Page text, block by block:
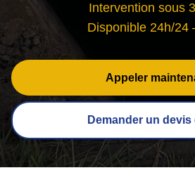
Intervention sous
Disponible 24h/
Appeler
Demander un devis